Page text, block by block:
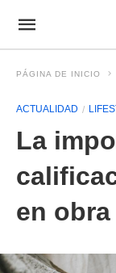
PÁGINA DE INICIO
ACTUALIDAD
La
en